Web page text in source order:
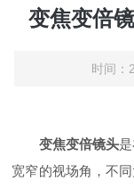
变焦变倍
时间
变焦变倍镜头
宽窄的视场角，不